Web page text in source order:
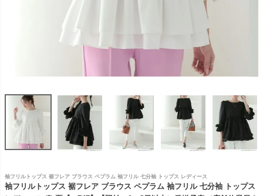
袖フリルトップス 裾フレア ブラウス ペプラム 袖フリル 七分袖 トップス レディース
袖フリルトップス 裾フレア ブラウス ペプラム 袖フリル 七分袖 トップス